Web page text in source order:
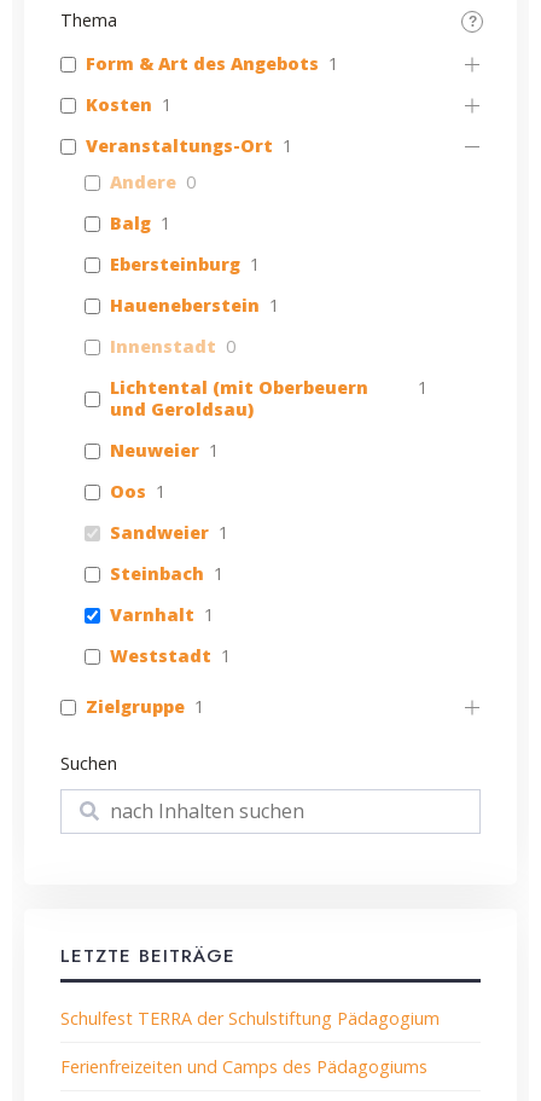
Thema
Form & Art des Angebots 1
Kosten 1
Veranstaltungs-Ort 1
Andere 0
Balg 1
Ebersteinburg 1
Haueneberstein 1
Innenstadt 0
Lichtental (mit Oberbeuern
und Geroldsau)
1
Neuweier 1
Oos 1
Sandweier 1
Steinbach 1
Varnhalt 1
Weststadt 1
Zielgruppe 1
Suchen
Suchen
LETZTE BEITRÄGE
Schulfest TERRA der Schulstiftung Pädagogium
Ferienfreizeiten und Camps des Pädagogiums